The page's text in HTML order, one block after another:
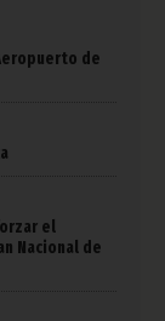
de
el
Nacional de